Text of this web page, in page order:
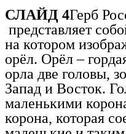
СЛАЙД 4Герб
представляет
на котором
орёл. Орёл –
орла две головы,
Запад и Восток.
маленькими
корона, которая